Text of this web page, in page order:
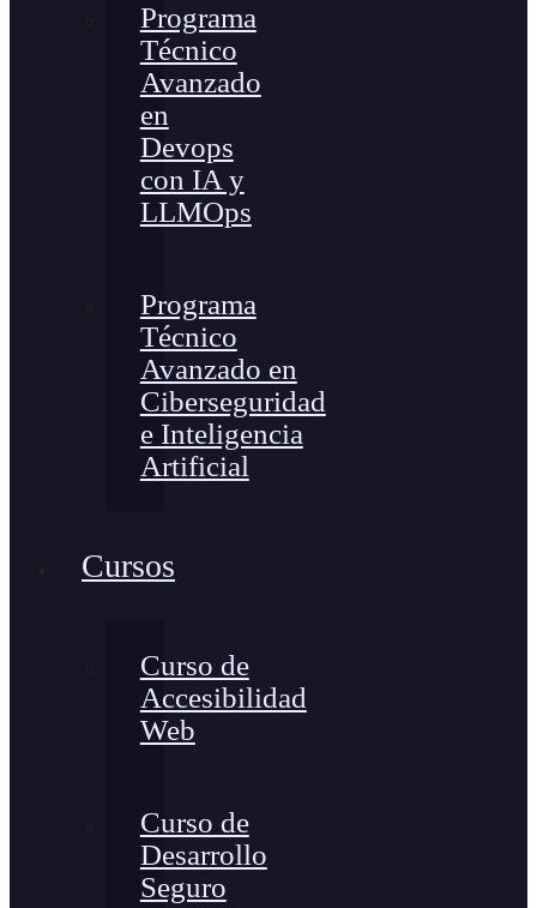
Programa
Técnico
Avanzado
en
Devops
con IA y
LLMOps
Programa
Técnico
Avanzado en
Ciberseguridad
e Inteligencia
Artificial
Cursos
Curso de
Accesibilidad
Web
Curso de
Desarrollo
Seguro